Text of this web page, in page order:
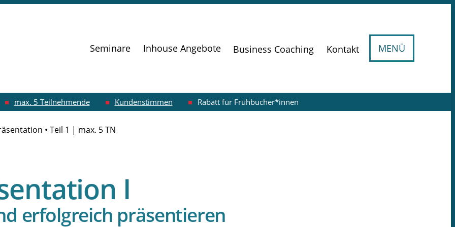
Navigation
Seminare Inhouse Angebote Business Coaching Kontakt MENÜ
max. 5 Teilnehmende Kundenstimmen Rabatt für Frühbucher*innen
• Teil 1 | max. 5 TN
I
erfolgreich präsentieren